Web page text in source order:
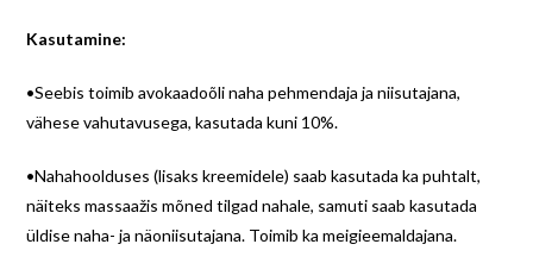
Kasutamine:
•Seebis toimib avokaadoõli naha pehmendaja ja niisutajana,
vähese vahutavusega, kasutada kuni 10%.
•Nahahoolduses (lisaks kreemidele) saab kasutada ka puhtalt,
näiteks massaažis mõned tilgad nahale, samuti saab kasutada
üldise naha- ja näoniisutajana. Toimib ka meigieemaldajana.